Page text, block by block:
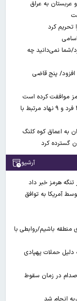
شما نمی‌دانید چه
افزود/ پنج قاضی
موافقت کرده است
آمریکا تحریم‌های جدیدی علیه ایران اعمال کرد/ ۴ فرد و ۹ نهاد مرتبط با
به اعماق کوه کلنگ
گسترده کرد
آرشیو
هرمز خبر داد
آمریکا به توافق
منطقه باشیم/روابطی با
دلیل حملات پهپادی
صدام در زمان سقوط
انجام شد